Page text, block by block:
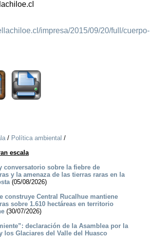
impresa/2015/09/20/full/cuerpo-
/ Política ambiental /
escala
conversatorio sobre la fiebre de
y la amenaza de las tierras raras en la
(05/08/2026)
construye Central Rucalhue mantiene
sobre 1.610 hectáreas en territorio
(30/07/2026)
declaración de la Asamblea por la
los Glaciares del Valle del Huasco